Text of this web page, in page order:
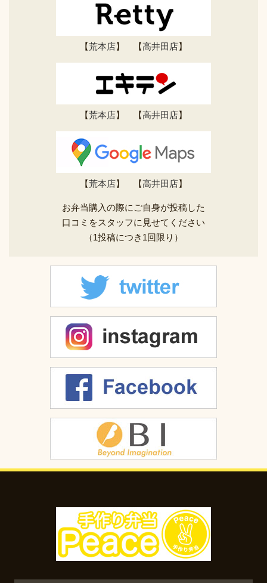
【荒本店】 【高井田店】
【荒本店】 【高井田店】
【荒本店】 【高井田店】
お弁当購入の際にご自身が投稿した
口コミをスタッフに見せてください
（1投稿につき1回限り）